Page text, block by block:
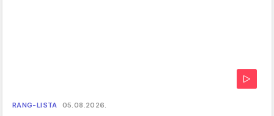
RANG-LISTA 05.08.2026.